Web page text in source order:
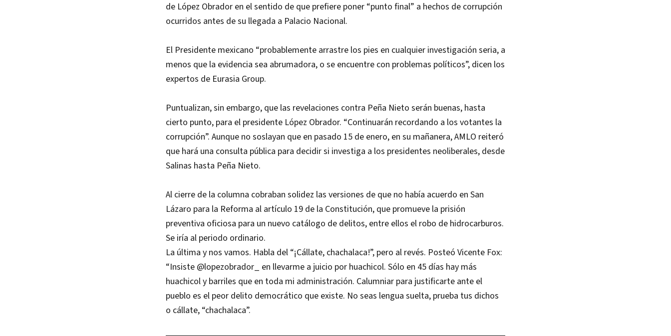
de López Obrador en el sentido de que prefiere poner “punto final” a hechos de corrupción
ocurridos antes de su llegada a Palacio Nacional.
El Presidente mexicano “probablemente arrastre los pies en cualquier investigación seria, a
menos que la evidencia sea abrumadora, o se encuentre con problemas políticos”, dicen los
expertos de Eurasia Group.
Puntualizan, sin embargo, que las revelaciones contra Peña Nieto serán buenas, hasta
cierto punto, para el presidente López Obrador. “Continuarán recordando a los votantes la
corrupción”. Aunque no soslayan que en pasado 15 de enero, en su mañanera, AMLO reiteró
que hará una consulta pública para decidir si investiga a los presidentes neoliberales, desde
Salinas hasta Peña Nieto.
Al cierre de la columna cobraban solidez las versiones de que no había acuerdo en San
Lázaro para la Reforma al artículo 19 de la Constitución, que promueve la prisión
preventiva oficiosa para un nuevo catálogo de delitos, entre ellos el robo de hidrocarburos.
Se iría al periodo ordinario.
La última y nos vamos. Habla del “¡Cállate, chachalaca!”, pero al revés. Posteó Vicente Fox:
“Insiste @lopezobrador_ en llevarme a juicio por huachicol. Sólo en 45 días hay más
huachicol y barriles que en toda mi administración. Calumniar para justificarte ante el
pueblo es el peor delito democrático que existe. No seas lengua suelta, prueba tus dichos
o cállate, “chachalaca”.